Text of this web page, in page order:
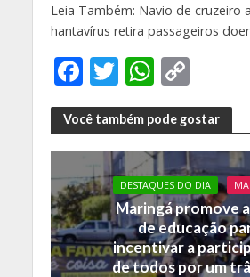
Leia Também: Navio de cruzeiro
hantavírus retira passageiros
F
ac
e
b
o
o
k
T
w
itt
er
W
h
at
s
A
p
p
C
o
p
y
Li
n
k
Você também pode gostar
DESTAQUES DO DIA
Maringá promove
de educação
incentivar a
de todos por um